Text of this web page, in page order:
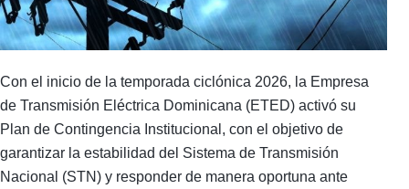
Con el inicio de la temporada ciclónica 2026, la Empresa
de Transmisión Eléctrica Dominicana (ETED) activó su
Plan de Contingencia Institucional, con el objetivo de
garantizar la estabilidad del Sistema de Transmisión
Nacional (STN) y responder de manera oportuna ante